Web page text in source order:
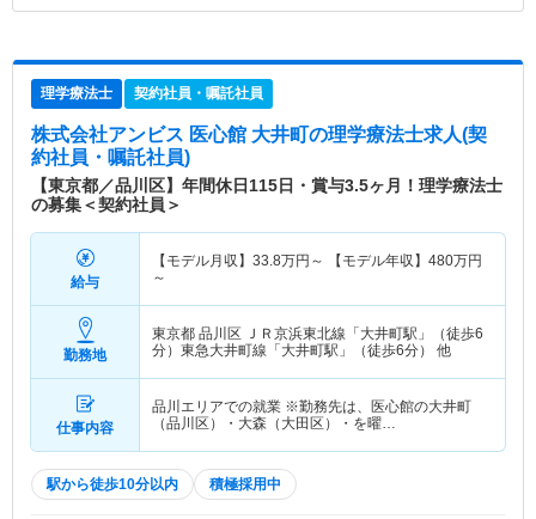
理学療法士 契約社員・嘱託社員
株式会社アンビス 医心館 大井町 の理学療法士求人(契
約社員・嘱託社員)
【東京都／品川区】年間休日115日・賞与3.5ヶ月！理学療法士
の募集＜契約社員＞
給与
【モデル月収】 33.8万円～ 【モデル年収】 480万円
～
勤務地
東京都 品川区 ＪＲ京浜東北線「大井町駅」（徒歩6
分）東急大井町線「大井町駅」（徒歩6分） 他
仕事内容
品川エリアでの就業 ※勤務先は、医心館の大井町
（品川区）・大森（大田区）・を曜…
駅から徒歩10分以内 積極採用中